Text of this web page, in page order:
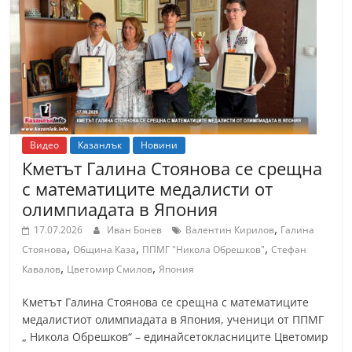
т
К
а
з
а
н
л
ъ
к
и
о
б
л
а
с
т
Видео Казанлък Новини
Кметът Галина Стоянова се срещна
с математиците медалисти от
олимпиадата в Япония
17.07.2026 Иван Бонев Валентин Кирилов, Галина
Стоянова,Община Каза, ППМГ "Никола Обрешков",Стефан
Кавалов, Цветомир Смилов,Япония
Кметът Галина Стоянова се срещна с математиците
медалистиот олимпиадата в Япония, ученици от ППМГ
„ Никола Обрешков“ – единайсетокласниците Цветомир